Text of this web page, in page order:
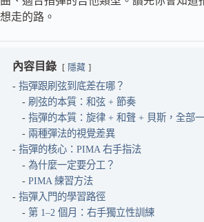
想走的路。
內容目錄 隱藏
指彈跟刷弦到底差在哪？
刷弦的本質：和弦 + 節奏
指彈的本質：旋律 + 和聲 + 貝斯，全部
兩種彈法的視覺差異
指彈的核心：PIMA 右手指法
為什麼一定要分工？
PIMA 練習方法
指彈入門的學習路徑
第 1–2 個月：右手獨立性訓練